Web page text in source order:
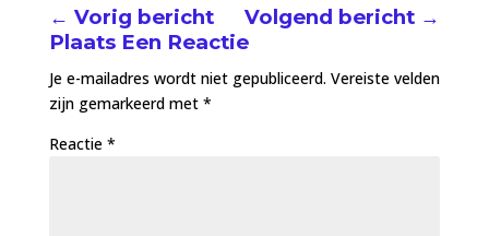
← Vorig bericht Volgend bericht →
Plaats Een Reactie
Je e-mailadres wordt niet gepubliceerd. Vereiste velden
zijn gemarkeerd met *
Reactie *